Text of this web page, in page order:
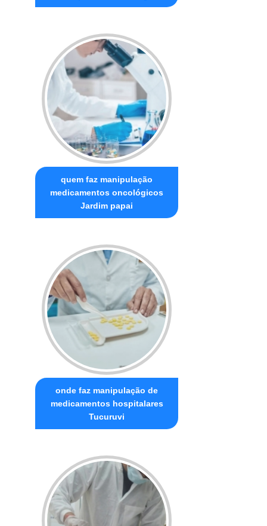
quem faz manipulação
medicamentos oncológicos
Jardim papai
onde faz manipulação de
medicamentos hospitalares
Tucuruvi